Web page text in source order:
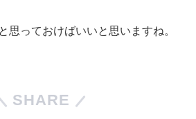
思っておけばいいと思いますね。
SHARE